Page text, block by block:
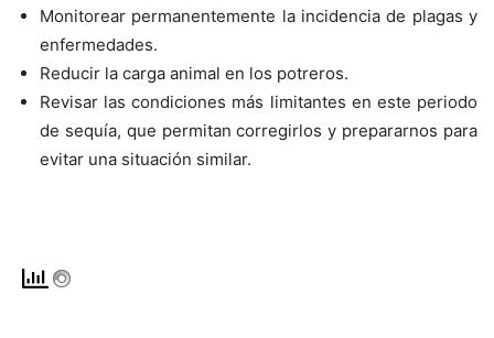
Monitorear permanentemente la incidencia de plagas y
enfermedades.
Reducir la carga animal en los potreros.
Revisar las condiciones más limitantes en este periodo
de sequía, que permitan corregirlos y prepararnos para
evitar una situación similar.